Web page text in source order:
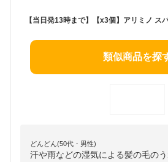
類似商品を探
どんどん(50代・男性)
汗や雨などの湿気による髪の毛の